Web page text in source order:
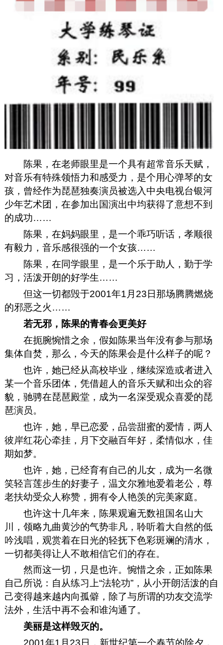
陈果，在老师眼里是一个具有超常音乐天赋，
对音乐有特殊领悟力和感受力，是个用心弹琴的女
孩，曾经作为琵琶独奏演员被选入中央电视台银河
少年艺术团，在参加出国演出中均获得了意想不到
的成功……
陈果，在妈妈眼里，是一个乖巧听话，孝顺很
有毅力，音乐感很强的一个女孩……
陈果，在同学眼里，是一个乐于助人，勤于学
习，活泼开朗的好学生……
但这一切都毁于2001年1月23日那场腾腾燃烧
的邪恶之火……
若无邪，陈果的青春会更美好
在扼腕惋惜之余，假如陈果当年没有参与那场
集体自焚，那么，今天的陈果会是什么样子的呢？
也许，她已经从高校毕业，继续深造或者进入
某一个音乐团体，凭借超人的音乐天赋和出众的容
貌，驰骋在琵琶殿堂，成为一名深受观众喜爱的琵
琶演员。
也许，她，早已恋爱，品尝甜蜜的爱情，两人
彼岸红花心牵挂，月下交融百年好，柔情似水，佳
期如梦。
也许，她，已经育有自己的儿女，成为一名微
笑轻言莲步生的好妻子，温文尔雅地爱着老公，尊
老扶幼受众人称赞，拥有令人艳羡的完美家庭。
也许这十几年来，陈果观遍无数祖国名山大
川，领略九曲黄沙的气势非凡，聆听着大自然的低
吟浅唱，观赏着在日光的轻抚下色彩斑斓的清水，
一切都美得让人不敢相信它们的存在。
然而这一切，只是也许。惋惜之余，正如陈果
自己所说：自从练习上“法轮功”，从小开朗活泼的自
己变得越来越内向孤僻，除了与所谓的功友交流学
法外，生活中再不会和谁沟通了。
美丽是这样毁灭的。